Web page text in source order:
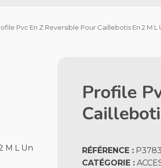
Pvc En Z Reversible Pour Caillebotis En 2 M L
Profile
RÉFÉRENCE :
CATÉGORIE :